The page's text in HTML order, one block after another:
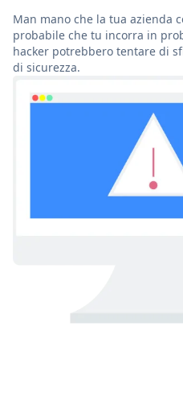
Man mano che la tua azienda
probabile che tu incorra in
hacker potrebbero tentare di
di sicurezza.